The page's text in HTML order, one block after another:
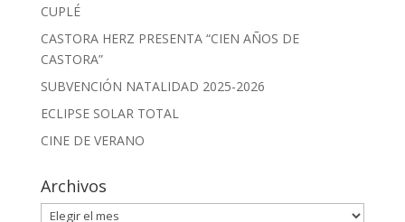
CUPLÉ
CASTORA HERZ PRESENTA “CIEN AÑOS DE
CASTORA”
SUBVENCIÓN NATALIDAD 2025-2026
ECLIPSE SOLAR TOTAL
CINE DE VERANO
Archivos
Archivos